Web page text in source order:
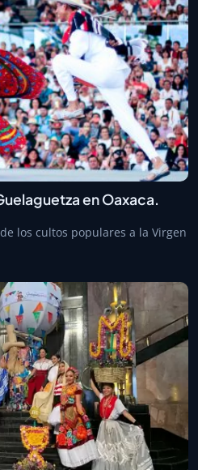
en Oaxaca.
los cultos populares a la Virgen